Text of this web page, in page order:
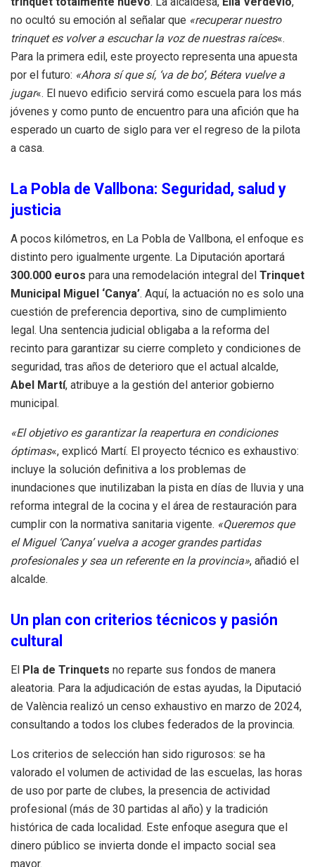
no ocultó su emoción al señalar que «recuperar nuestro
trinquet es volver a escuchar la voz de nuestras raíces«.
Para la primera edil, este proyecto representa una apuesta
por el futuro: «Ahora sí que sí, ‘va de bo’, Bétera vuelve a
jugar«. El nuevo edificio servirá como escuela para los más
jóvenes y como punto de encuentro para una afición que ha
esperado un cuarto de siglo para ver el regreso de la pilota
a casa.
La Pobla de Vallbona: Seguridad, salud y
justicia
A pocos kilómetros, en La Pobla de Vallbona, el enfoque es
distinto pero igualmente urgente. La Diputación aportará
300.000 euros para una remodelación integral del Trinquet
Municipal Miguel ‘Canya’. Aquí, la actuación no es solo una
cuestión de preferencia deportiva, sino de cumplimiento
legal. Una sentencia judicial obligaba a la reforma del
recinto para garantizar su cierre completo y condiciones de
seguridad, tras años de deterioro que el actual alcalde,
Abel Martí, atribuye a la gestión del anterior gobierno
municipal.
«El objetivo es garantizar la reapertura en condiciones
óptimas«, explicó Martí. El proyecto técnico es exhaustivo:
incluye la solución definitiva a los problemas de
inundaciones que inutilizaban la pista en días de lluvia y una
reforma integral de la cocina y el área de restauración para
cumplir con la normativa sanitaria vigente. «Queremos que
el Miguel ‘Canya’ vuelva a acoger grandes partidas
profesionales y sea un referente en la provincia», añadió el
alcalde.
Un plan con criterios técnicos y pasión
cultural
El Pla de Trinquets no reparte sus fondos de manera
aleatoria. Para la adjudicación de estas ayudas, la Diputació
de València realizó un censo exhaustivo en marzo de 2024,
consultando a todos los clubes federados de la provincia.
Los criterios de selección han sido rigurosos: se ha
valorado el volumen de actividad de las escuelas, las horas
de uso por parte de clubes, la presencia de actividad
profesional (más de 30 partidas al año) y la tradición
histórica de cada localidad. Este enfoque asegura que el
dinero público se invierta donde el impacto social sea
mayor.